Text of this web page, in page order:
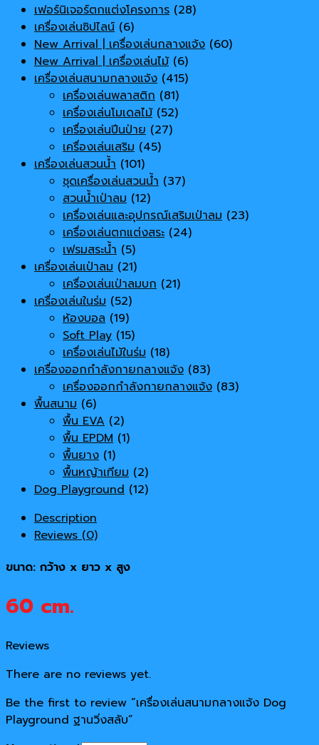
เฟอร์นิเจอร์ตกแต่งโครงการ (28)
เครื่องเล่นซิปไลน์ (6)
New Arrival | เครื่องเล่นกลางแจ้ง (60)
New Arrival | เครื่องเล่นไม้ (6)
เครื่องเล่นสนามกลางแจ้ง (415)
เครื่องเล่นพลาสติก (81)
เครื่องเล่นโมเดลไม้ (52)
เครื่องเล่นปีนป่าย (27)
เครื่องเล่นเสริม (45)
เครื่องเล่นสวนน้ำ (101)
ชุดเครื่องเล่นสวนน้ำ (37)
สวนน้ำเป่าลม (12)
เครื่องเล่นและอุปกรณ์เสริมเป่าลม (23)
เครื่องเล่นตกแต่งสระ (24)
เฟรมสระน้ำ (5)
เครื่องเล่นเป่าลม (21)
เครื่องเล่นเป่าลมบก (21)
เครื่องเล่นในร่ม (52)
ห้องบอล (19)
Soft Play (15)
เครื่องเล่นไม้ในร่ม (18)
เครื่องออกกำลังกายกลางแจ้ง (83)
เครื่องออกกำลังกายกลางแจ้ง (83)
พื้นสนาม (6)
พื้น EVA (2)
พื้น EPDM (1)
พื้นยาง (1)
พื้นหญ้าเทียม (2)
Dog Playground (12)
Description
Reviews (0)
ขนาด: กว้าง x ยาว x สูง
60 cm.
Reviews
There are no reviews yet.
Be the first to review “เครื่องเล่นสนามกลางแจ้ง Dog
Playground ฐานวิ่งสลับ”